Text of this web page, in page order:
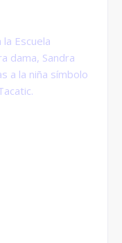
Escuela
dama, Sandra
a la niña símbolo